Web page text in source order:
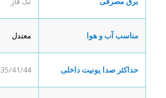
مناسب آب و هوا معتدل
حداکثر صدا یونیت داخلی 35/41/44